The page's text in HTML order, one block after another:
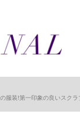
服装!第一印象の良いスク